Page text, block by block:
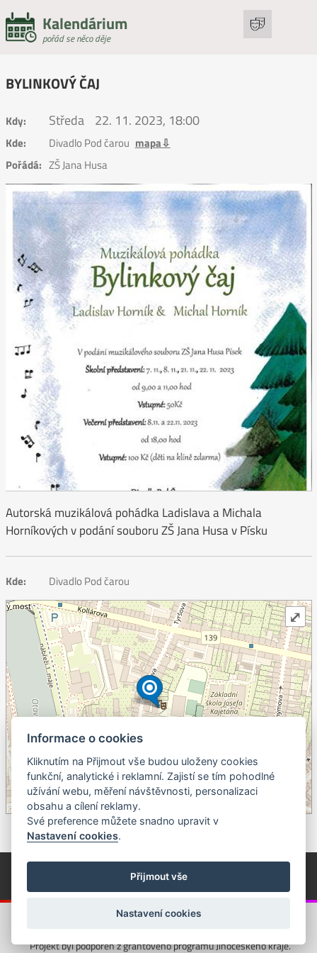
Kalendárium
pořád se něco děje
BYLINKOVÝ ČAJ
Kdy: Středa 22. 11. 2023, 18:00
Kde: Divadlo Pod čarou mapa⇩
Pořádá: ZŠ Jana Husa
Autorská muzikálová pohádka Ladislava a Michala
Horníkových v podání souboru ZŠ Jana Husa v Písku
Kde: Divadlo Pod čarou
©OpenStreetMapcontributors.
⤢
© Píseckem / Kalendárium (Změna programu vyhrazena!)
(Cookies)
© 2018 - 2026 Realizace a správa webu:
Projekt byl podpořen z grantového programu Jihočeského kraje.
Informace o cookies
Kliknutím na Přijmout vše budou uloženy cookies
funkční, analytické i reklamní. Zajistí se tím pohodlné
užívání webu, měření návštěvnosti, personalizaci
obsahu a cílení reklamy.
Své preference můžete snadno upravit v
Nastavení cookies.
Přijmout vše
Nastavení cookies